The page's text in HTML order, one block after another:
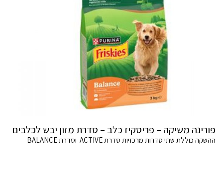
פורינה משיקה – פריסקיז כלב – סדרת מזון יבש לכלבים
ההשקה כוללת שתי סדרות מרכזיות סדרת ACTIVE וסדרת BALANCE